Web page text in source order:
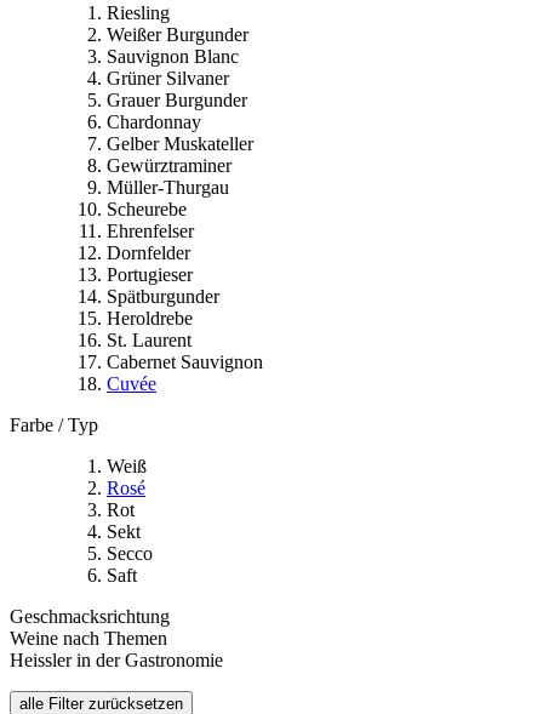
Riesling
Weißer Burgunder
Sauvignon Blanc
Grüner Silvaner
Grauer Burgunder
Chardonnay
Gelber Muskateller
Gewürztraminer
Müller-Thurgau
Scheurebe
Ehrenfelser
Dornfelder
Portugieser
Spätburgunder
Heroldrebe
St. Laurent
Cabernet Sauvignon
Cuvée
Farbe / Typ
Weiß
Rosé
Rot
Sekt
Secco
Saft
Geschmacksrichtung
Weine nach Themen
Heissler in der Gastronomie
alle Filter zurücksetzen